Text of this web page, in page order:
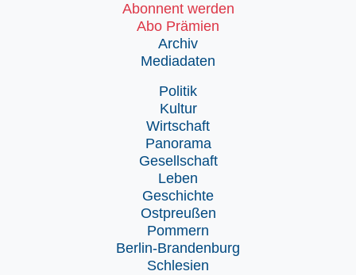
Abonnent werden
Abo Prämien
Archiv
Mediadaten
Politik
Kultur
Wirtschaft
Panorama
Gesellschaft
Leben
Geschichte
Ostpreußen
Pommern
Berlin-Brandenburg
Schlesien